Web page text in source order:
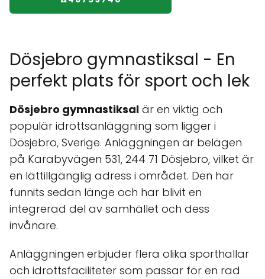
Dösjebro gymnastiksal - En
perfekt plats för sport och lek
Dösjebro gymnastiksal är en viktig och
populär idrottsanläggning som ligger i
Dösjebro, Sverige. Anläggningen är belägen
på Karabyvägen 531, 244 71 Dösjebro, vilket är
en lättillgänglig adress i området. Den har
funnits sedan länge och har blivit en
integrerad del av samhället och dess
invånare.
Anläggningen erbjuder flera olika sporthallar
och idrottsfaciliteter som passar för en rad